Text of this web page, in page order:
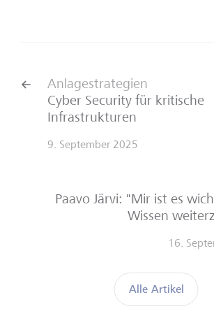
Anlagestrategien
Cyber Security für kritische
Infrastrukturen
9. September 2025
Alle Artikel
Paavo Järvi: "Mir ist es
Wissen
16.